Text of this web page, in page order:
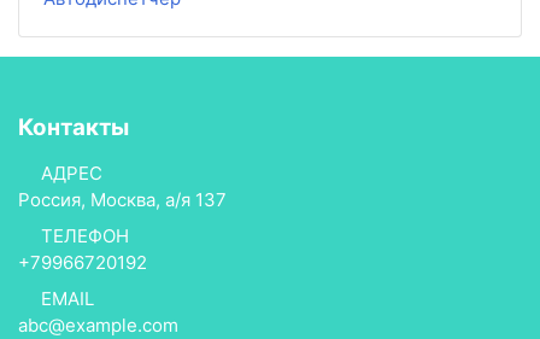
Контакты
АДРЕС
Россия, Москва, а/я 137
ТЕЛЕФОН
+79966720192
EMAIL
abc@example.com